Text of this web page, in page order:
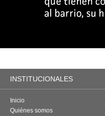
INSTITUCIONALES
Inicio
Quiénes somos